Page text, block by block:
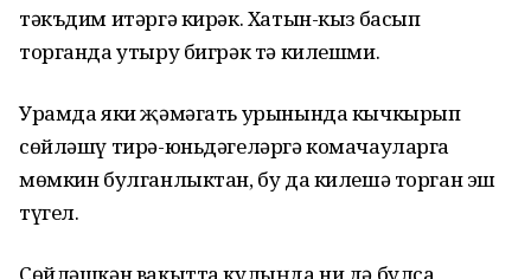
тәкъдим итәргә кирәк. Хатын-кыз басып
торганда утыру бигрәк тә килешми.
Урамда яки җәмәгать урынында кычкырып
сөйләшү тирә-юньдәгеләргә комачауларга
мөмкин булганлыктан, бу да килешә торган эш
түгел.